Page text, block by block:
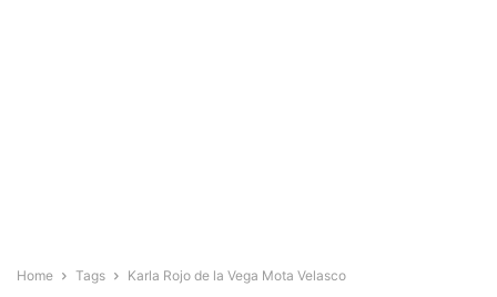
Home Tags Karla Rojo de la Vega Mota Velasco